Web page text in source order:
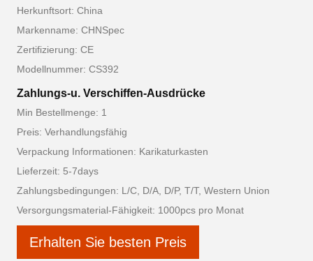
Herkunftsort: China
Markenname: CHNSpec
Zertifizierung: CE
Modellnummer: CS392
Zahlungs-u. Verschiffen-Ausdrücke
Min Bestellmenge: 1
Preis: Verhandlungsfähig
Verpackung Informationen: Karikaturkasten
Lieferzeit: 5-7days
Zahlungsbedingungen: L/C, D/A, D/P, T/T, Western Union
Versorgungsmaterial-Fähigkeit: 1000pcs pro Monat
Erhalten Sie besten Preis